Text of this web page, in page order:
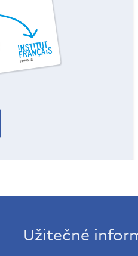
Užitečné